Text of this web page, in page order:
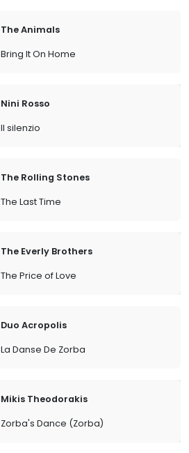
The Animals
Bring It On Home
Nini Rosso
Il silenzio
The Rolling Stones
The Last Time
The Everly Brothers
The Price of Love
Duo Acropolis
La Danse De Zorba
Mikis Theodorakis
Zorba's Dance (Zorba)